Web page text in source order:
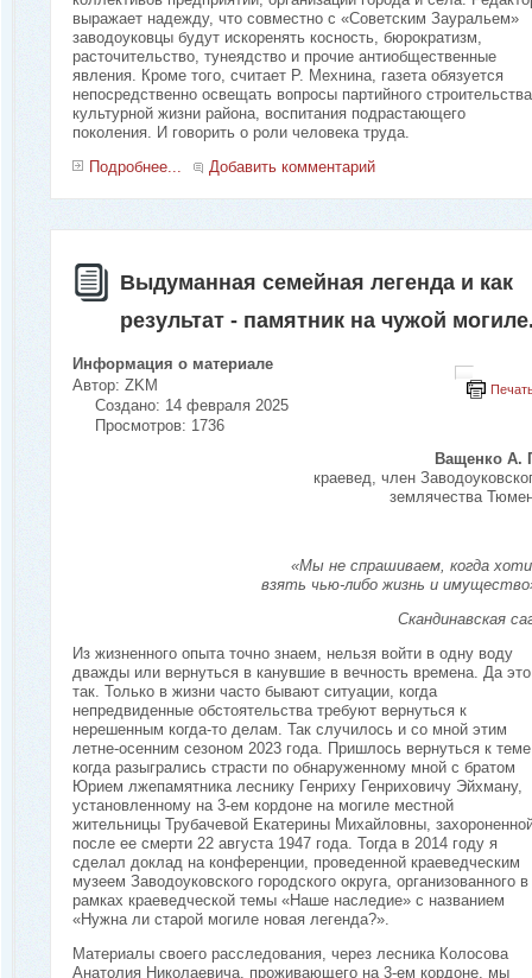
выражает надежду, что совместно с «Советским Зауральем»
заводоуковцы будут искоренять косность, бюрократизм,
расточительство, тунеядство и прочие антиобщественные
явления. Кроме того, считает Р. Мехнина, газета обязуется
непосредственно освещать вопросы партийного
культурной жизни района, воспитания подрастающего
поколения. И говорить о роли человека труда.
Подробнее...
Добавить комментарий
Выдуманная семейная легенда и как
результат - памятник на чужой
Информация о материале
Автор: ZKM
Создано: 14 февраля 2025
Просмотров: 1736
Ващенко А.
краевед, член
землячества
«Мы не спрашиваем, когда
взять чью-либо жизнь и
Скандинавская
Из жизненного опыта точно знаем, нельзя войти в одну воду
дважды или вернуться в канувшие в вечность времена. Да это
так. Только в жизни часто бывают ситуации, когда
непредвиденные обстоятельства требуют вернуться к
нерешенным когда-то делам. Так случилось и со мной этим
летне-осенним сезоном 2023 года. Пришлось вернуться к
когда разыгрались страсти по обнаруженному мной с братом
Юрием лжепамятника леснику Генриху Генриховичу Эйхману,
установленному на 3-ем кордоне на могиле местной
жительницы Трубачевой Екатерины Михайловны,
после ее смерти 22 августа 1947 года. Тогда в 2014 году я
сделал доклад на конференции, проведенной краеведческим
музеем Заводоуковского городского округа, организованного в
рамках краеведческой темы «Наше наследие» с названием
«Нужна ли старой могиле новая легенда?».
Материалы своего расследования, через лесника Колосова
Анатолия Николаевича, проживающего на 3-ем кордоне, мы